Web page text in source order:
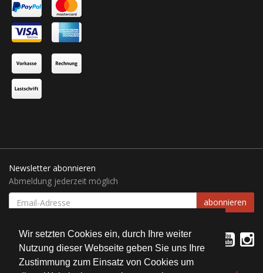
Wir setzten Cookies ein, durch Ihre weiter
Nutzung dieser Webseite geben Sie uns Ihre
Zustimmung zum Einsatz von Cookies um
Newsletter abonnieren
Abmeldung jederzeit möglich
EMAIL-
ADRESSE
abonnieren